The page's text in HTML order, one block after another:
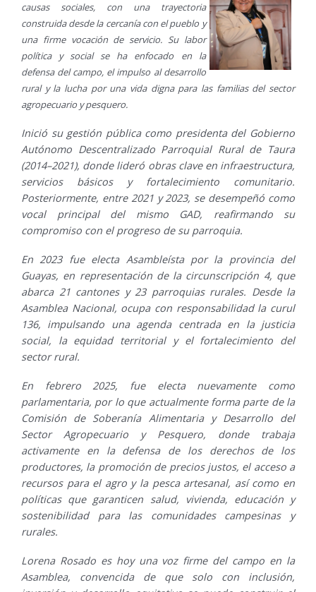
causas sociales, con una trayectoria
construida desde la cercanía con el pueblo y
una firme vocación de servicio. Su labor
política y social se ha enfocado en la
defensa del campo, el impulso al desarrollo
rural y la lucha por una vida digna para las familias del sector
agropecuario y pesquero.
Inició su gestión pública como presidenta del Gobierno
Autónomo Descentralizado Parroquial Rural de Taura
(2014–2021), donde lideró obras clave en infraestructura,
servicios básicos y fortalecimiento comunitario.
Posteriormente, entre 2021 y 2023, se desempeñó como
vocal principal del mismo GAD, reafirmando su
compromiso con el progreso de su parroquia.
En 2023 fue electa Asambleísta por la provincia del
Guayas, en representación de la circunscripción 4, que
abarca 21 cantones y 23 parroquias rurales. Desde la
Asamblea Nacional, ocupa con responsabilidad la curul
136, impulsando una agenda centrada en la justicia
social, la equidad territorial y el fortalecimiento del
sector rural.
En febrero 2025, fue electa nuevamente como
parlamentaria, por lo que actualmente forma parte de la
Comisión de Soberanía Alimentaria y Desarrollo del
Sector Agropecuario y Pesquero, donde trabaja
activamente en la defensa de los derechos de los
productores, la promoción de precios justos, el acceso a
recursos para el agro y la pesca artesanal, así como en
políticas que garanticen salud, vivienda, educación y
sostenibilidad para las comunidades campesinas y
rurales.
Lorena Rosado es hoy una voz firme del campo en la
Asamblea, convencida de que solo con inclusión,